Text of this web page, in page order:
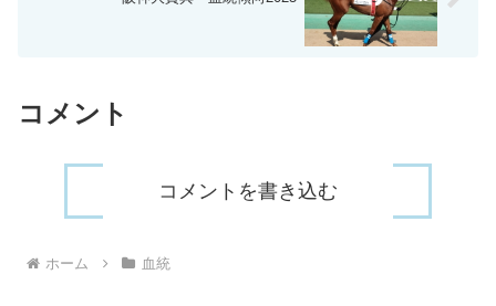
コメント
コメントを書き込む
ホーム 血統